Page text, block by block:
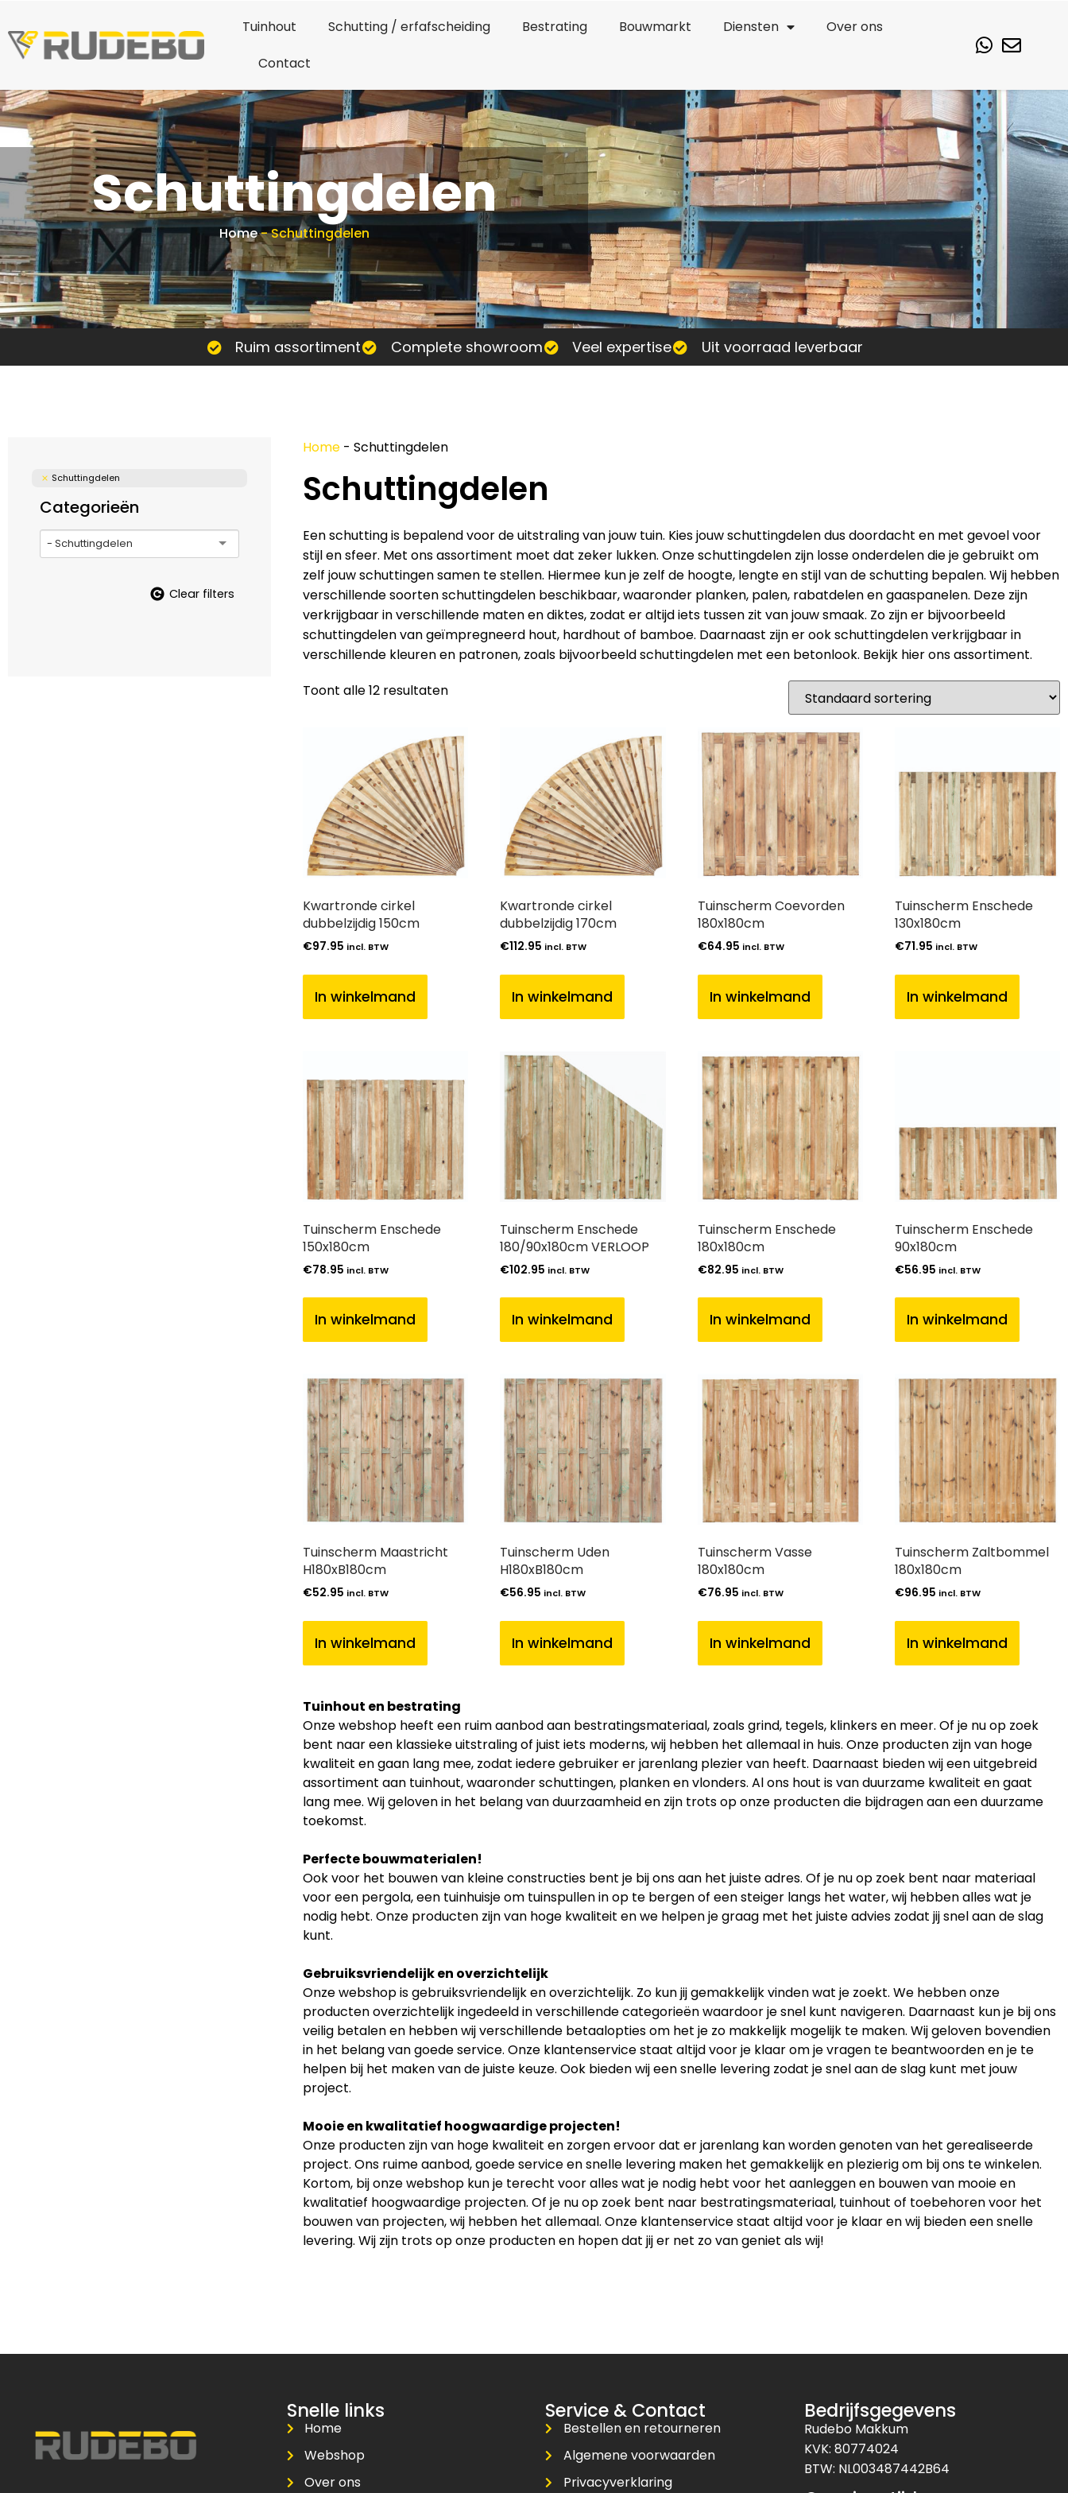
Tuinhout Schutting / erfafscheiding Bestrating Bouwmarkt Diensten
Over ons
Contact
Schuttingdelen
Home-Schuttingdelen
Ruim assortiment Complete showroom Veel expertise Uit voorraad leverbaar
Schuttingdelen
Categorieën
- Schuttingdelen
Clear filters
Home - Schuttingdelen
Schuttingdelen
Een schutting is bepalend voor de uitstraling van jouw tuin. Kies jouw schuttingdelen dus doordacht en met gevoel voor
stijl en sfeer. Met ons assortiment moet dat zeker lukken. Onze schuttingdelen zijn losse onderdelen die je gebruikt om
zelf jouw schuttingen samen te stellen. Hiermee kun je zelf de hoogte, lengte en stijl van de schutting bepalen. Wij hebben
verschillende soorten schuttingdelen beschikbaar, waaronder planken, palen, rabatdelen en gaaspanelen. Deze zijn
verkrijgbaar in verschillende maten en diktes, zodat er altijd iets tussen zit van jouw smaak. Zo zijn er bijvoorbeeld
schuttingdelen van geïmpregneerd hout, hardhout of bamboe. Daarnaast zijn er ook schuttingdelen verkrijgbaar in
verschillende kleuren en patronen, zoals bijvoorbeeld schuttingdelen met een betonlook. Bekijk hier ons assortiment.
Toont alle 12 resultaten
Kwartronde cirkel
dubbelzijdig 150cm
€97.95 incl. BTW
In winkelmand
Kwartronde cirkel
dubbelzijdig 170cm
€112.95 incl. BTW
In winkelmand
Tuinscherm Coevorden
180x180cm
€64.95 incl. BTW
In winkelmand
Tuinscherm Enschede
130x180cm
€71.95 incl. BTW
In winkelmand
Tuinscherm Enschede
150x180cm
€78.95 incl. BTW
In winkelmand
Tuinscherm Enschede
180/90x180cm VERLOOP
€102.95 incl. BTW
In winkelmand
Tuinscherm Enschede
180x180cm
€82.95 incl. BTW
In winkelmand
Tuinscherm Enschede
90x180cm
€56.95 incl. BTW
In winkelmand
Tuinscherm Maastricht
H180xB180cm
€52.95 incl. BTW
In winkelmand
Tuinscherm Uden
H180xB180cm
€56.95 incl. BTW
In winkelmand
Tuinscherm Vasse
180x180cm
€76.95 incl. BTW
In winkelmand
Tuinscherm Zaltbommel
180x180cm
€96.95 incl. BTW
In winkelmand
Tuinhout en bestrating
Onze webshop heeft een ruim aanbod aan bestratingsmateriaal, zoals grind, tegels, klinkers en meer. Of je nu op zoek
bent naar een klassieke uitstraling of juist iets moderns, wij hebben het allemaal in huis. Onze producten zijn van hoge
kwaliteit en gaan lang mee, zodat iedere gebruiker er jarenlang plezier van heeft. Daarnaast bieden wij een uitgebreid
assortiment aan tuinhout, waaronder schuttingen, planken en vlonders. Al ons hout is van duurzame kwaliteit en gaat
lang mee. Wij geloven in het belang van duurzaamheid en zijn trots op onze producten die bijdragen aan een duurzame
toekomst.
Perfecte bouwmaterialen!
Ook voor het bouwen van kleine constructies bent je bij ons aan het juiste adres. Of je nu op zoek bent naar materiaal
voor een pergola, een tuinhuisje om tuinspullen in op te bergen of een steiger langs het water, wij hebben alles wat je
nodig hebt. Onze producten zijn van hoge kwaliteit en we helpen je graag met het juiste advies zodat jij snel aan de slag
kunt.
Gebruiksvriendelijk en overzichtelijk
Onze webshop is gebruiksvriendelijk en overzichtelijk. Zo kun jij gemakkelijk vinden wat je zoekt. We hebben onze
producten overzichtelijk ingedeeld in verschillende categorieën waardoor je snel kunt navigeren. Daarnaast kun je bij ons
veilig betalen en hebben wij verschillende betaalopties om het je zo makkelijk mogelijk te maken. Wij geloven bovendien
in het belang van goede service. Onze klantenservice staat altijd voor je klaar om je vragen te beantwoorden en je te
helpen bij het maken van de juiste keuze. Ook bieden wij een snelle levering zodat je snel aan de slag kunt met jouw
project.
Mooie en kwalitatief hoogwaardige projecten!
Onze producten zijn van hoge kwaliteit en zorgen ervoor dat er jarenlang kan worden genoten van het gerealiseerde
project. Ons ruime aanbod, goede service en snelle levering maken het gemakkelijk en plezierig om bij ons te winkelen.
Kortom, bij onze webshop kun je terecht voor alles wat je nodig hebt voor het aanleggen en bouwen van mooie en
kwalitatief hoogwaardige projecten. Of je nu op zoek bent naar bestratingsmateriaal, tuinhout of toebehoren voor het
bouwen van projecten, wij hebben het allemaal. Onze klantenservice staat altijd voor je klaar en wij bieden een snelle
levering. Wij zijn trots op onze producten en hopen dat jij er net zo van geniet als wij!
Snelle links
Home
Webshop
Over ons
Service & Contact
Bestellen en retourneren
Algemene voorwaarden
Privacyverklaring
Bedrijfsgegevens
Rudebo Makkum
KVK: 80774024
BTW: NL003487442B64